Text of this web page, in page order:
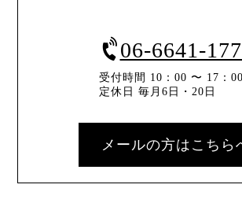
06-6641-
受付時間 10：00 〜 17：00
定休日 毎月6日・20日
メールの方はこちら